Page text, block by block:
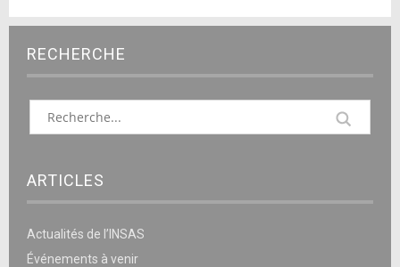
RECHERCHE
ARTICLES
Actualités de l’INSAS
Événements à venir